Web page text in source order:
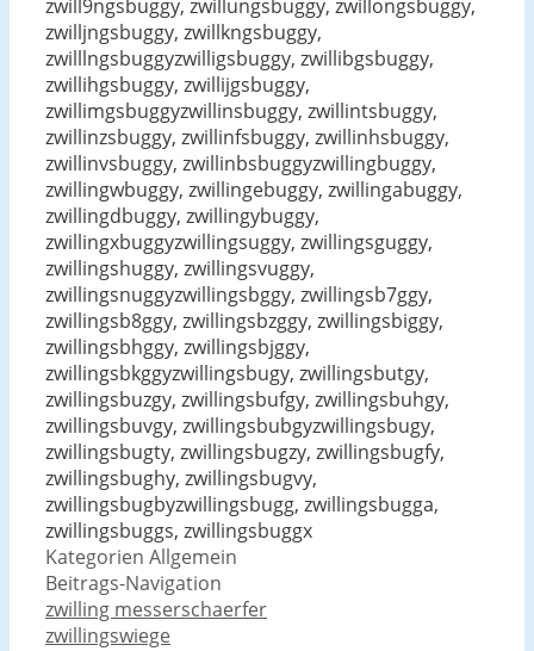
zwill9ngsbuggy, zwillungsbuggy, zwillongsbuggy,
zwilljngsbuggy, zwillkngsbuggy,
zwilllngsbuggyzwilligsbuggy, zwillibgsbuggy,
zwillihgsbuggy, zwillijgsbuggy,
zwillimgsbuggyzwillinsbuggy, zwillintsbuggy,
zwillinzsbuggy, zwillinfsbuggy, zwillinhsbuggy,
zwillinvsbuggy, zwillinbsbuggyzwillingbuggy,
zwillingwbuggy, zwillingebuggy, zwillingabuggy,
zwillingdbuggy, zwillingybuggy,
zwillingxbuggyzwillingsuggy, zwillingsguggy,
zwillingshuggy, zwillingsvuggy,
zwillingsnuggyzwillingsbggy, zwillingsb7ggy,
zwillingsb8ggy, zwillingsbzggy, zwillingsbiggy,
zwillingsbhggy, zwillingsbjggy,
zwillingsbkggyzwillingsbugy, zwillingsbutgy,
zwillingsbuzgy, zwillingsbufgy, zwillingsbuhgy,
zwillingsbuvgy, zwillingsbubgyzwillingsbugy,
zwillingsbugty, zwillingsbugzy, zwillingsbugfy,
zwillingsbughy, zwillingsbugvy,
zwillingsbugbyzwillingsbugg, zwillingsbugga,
zwillingsbuggs, zwillingsbuggx
Kategorien Allgemein
Beitrags-Navigation
zwilling messerschaerfer
zwillingswiege